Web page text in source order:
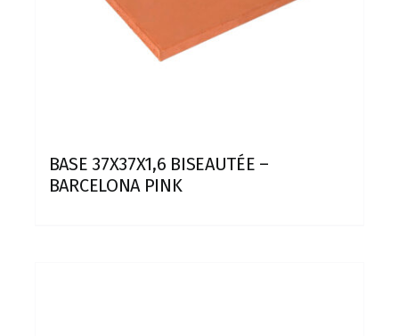
BASE 37X37X1,6 BISEAUTÉE –
BARCELONA PINK